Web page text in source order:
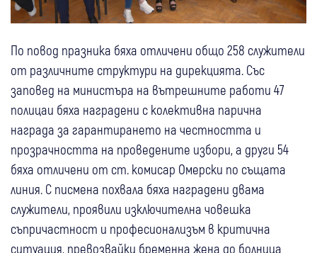
По повод празника бяха отличени общо 258 служители
от различните структури на дирекцията. Със
заповед на министъра на вътрешните работи 47
полицаи бяха наградени с колективна парична
награда за гарантирането на честността и
прозрачността на проведените избори, а други 54
бяха отличени от ст. комисар Омерски по същата
линия. С писмена похвала бяха наградени двама
служители, проявили изключителна човешка
съпричастност и професионализъм в критична
ситуация, превозвайки бременна жена до болница